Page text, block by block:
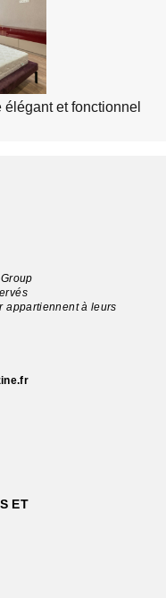
et fonctionnel
appartiennent à leurs
ET